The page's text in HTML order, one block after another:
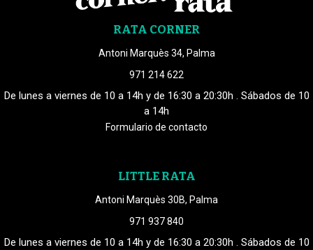
RATA CORNER
Antoni Marquès 34, Palma
971 214 622
De lunes a viernes de 10 a 14h y de 16:30 a 20:30h . Sábados de 10
a 14h
Formulario de contacto
LITTLE RATA
Antoni Marquès 30B, Palma
971 937 840
De lunes a viernes de 10 a 14h y de 16:30 a 20:30h . Sábados de 10